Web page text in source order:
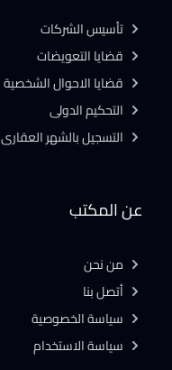
عن المكتب
من نحن
أتصل بنا
سياسة الخصوصية
سياسة الاستخدام
تأسيس الشركات
قضايا التعويضات
قضايا الاحوال الشخصية
التحكيم الدولى
التسجيل بالشهر العقارى